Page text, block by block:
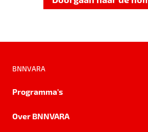
BNNVARA
Programma's
Over BNNVARA